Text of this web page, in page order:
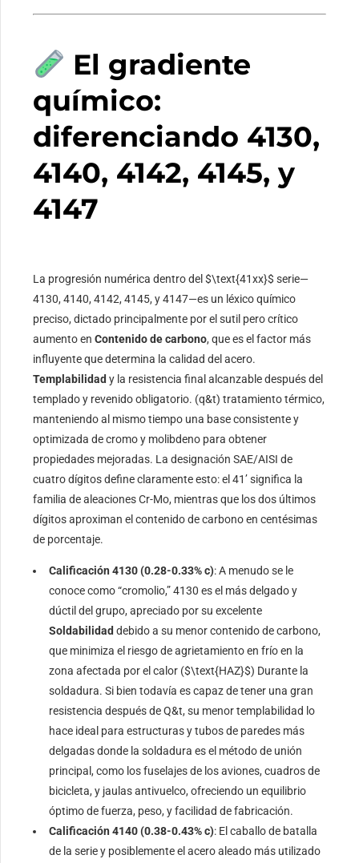
El gradiente
químico:
diferenciando 4130,
4140, 4142, 4145, y
4147
La progresión numérica dentro del$\text{41xx}$ serie—
4130, 4140, 4142, 4145, y 4147—es un léxico químico
preciso, dictado principalmente por el sutil pero crítico
aumento enContenido de carbono, que es el factor más
influyente que determina la calidad del acero.
Templabilidad y la resistencia final alcanzable después del
templado y revenido obligatorio. (q&t) tratamiento térmico,
manteniendo al mismo tiempo una base consistente y
optimizada de cromo y molibdeno para obtener
propiedades mejoradas. La designación SAE/AISI de
cuatro dígitos define claramente esto: el 41’ significa la
familia de aleaciones Cr-Mo, mientras que los dos últimos
dígitos aproximan el contenido de carbono en centésimas
de porcentaje.
Calificación 4130 (0.28-0.33% c): A menudo se le
conoce como “cromolio,” 4130 es el más delgado y
dúctil del grupo, apreciado por su excelente
Soldabilidad debido a su menor contenido de carbono,
que minimiza el riesgo de agrietamiento en frío en la
zona afectada por el calor ($\text{HAZ}$) Durante la
soldadura. Si bien todavía es capaz de tener una gran
resistencia después de Q&t, su menor templabilidad lo
hace ideal para estructuras y tubos de paredes más
delgadas donde la soldadura es el método de unión
principal, como los fuselajes de los aviones, cuadros de
bicicleta, y jaulas antivuelco, ofreciendo un equilibrio
óptimo de fuerza, peso, y facilidad de fabricación.
Calificación 4140 (0.38-0.43% c): El caballo de batalla
de la serie y posiblemente el acero aleado más utilizado